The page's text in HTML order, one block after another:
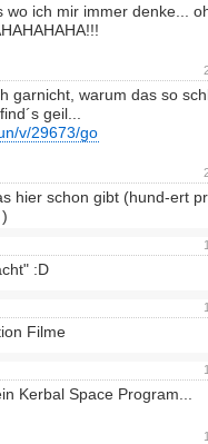
wo ich mir immer denke...
garnicht, warum das so
geil...
v/29673/go
hier schon gibt (hund-ert
:D
Filme
Kerbal Space Program...